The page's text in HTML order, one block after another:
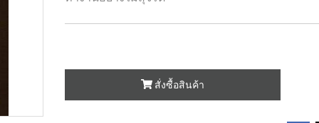
สั่งซื้อสินค้า